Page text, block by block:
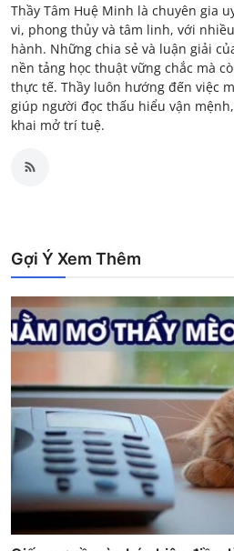
Thầy Tâm Huệ Minh là chuyên gia
vi, phong thủy và tâm linh, với
hành. Những chia sẻ và luận giải
nền tảng học thuật vững chắc mà
thực tế. Thầy luôn hướng đến việc
giúp người đọc thấu hiểu vận
khai mở trí tuệ.
Gợi Ý Xem Thêm